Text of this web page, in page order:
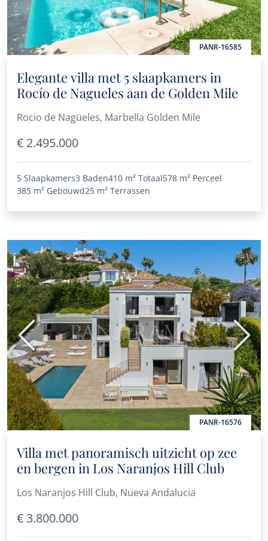
PANR-16585
Elegante villa met 5 slaapkamers in
Rocío de Nagueles aan de Golden Mile
Rocio de Nagüeles, Marbella Golden Mile
€ 2.495.000
5 Slaapkamers3 Baden410 m² Totaal578 m² Perceel
385 m² Gebouwd25 m² Terrassen
PANR-16576
Vorige
Villa met panoramisch uitzicht op zee
en bergen in Los Naranjos Hill Club
Los Naranjos Hill Club, Nueva Andalucia
€ 3.800.000